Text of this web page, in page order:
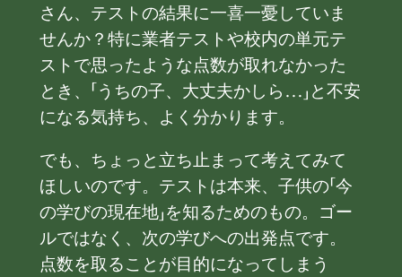
さん、テストの結果に一喜一憂していま
せんか？特に業者テストや校内の単元テ
ストで思ったような点数が取れなかった
とき、「うちの子、大丈夫かしら…」と不安
になる気持ち、よく分かります。
でも、ちょっと立ち止まって考えてみて
ほしいのです。テストは本来、子供の「今
の学びの現在地」を知るためのもの。ゴー
ルではなく、次の学びへの出発点です。
点数を取ることが目的になってしまう